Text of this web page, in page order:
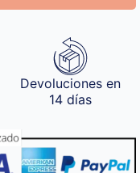
Devoluciones en
14 días